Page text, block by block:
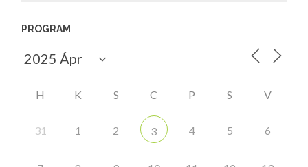
PROGRAM
H K S C P S V
31 1 2 3 4 5 6